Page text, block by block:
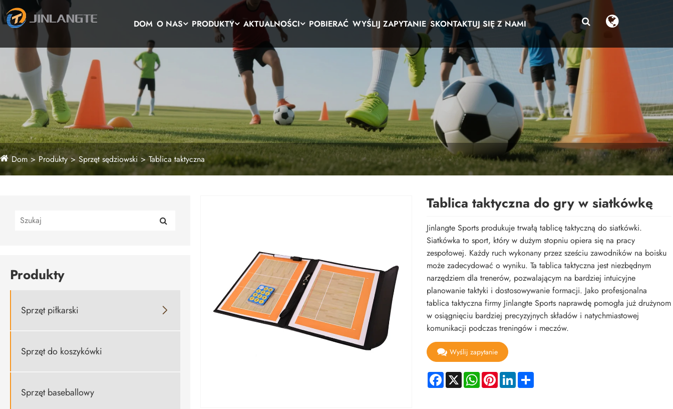
DOM O NAS PRODUKTY AKTUALNOŚCI POBIERAĆ WYŚLIJ ZAPYTANIE SKONTAKTUJ SIĘ Z NAMI
Dom Produkty Sprzęt sędziowski Tablica taktyczna
Produkty
Sprzęt piłkarski 
Sprzęt do koszykówki
Sprzęt baseballowy
Tablica taktyczna do gry w siatkówkę
Jinlangte Sports produkuje trwałą tablicę taktyczną do siatkówki.
Siatkówka to sport, który w dużym stopniu opiera się na pracy
zespołowej. Każdy ruch wykonany przez sześciu zawodników na boisku
może zadecydować o wyniku. Ta tablica taktyczna jest niezbędnym
narzędziem dla trenerów, pozwalającym na bardziej intuicyjne
planowanie taktyki i dostosowywanie formacji. Jako profesjonalna
tablica taktyczna firmy Jinlangte Sports naprawdę pomogła już drużynom
w osiągnięciu bardziej precyzyjnych składów i natychmiastowej
komunikacji podczas treningów i meczów.
Wyślij zapytanie
Facebook
X WhatsApp
PinterestLinkedInShare